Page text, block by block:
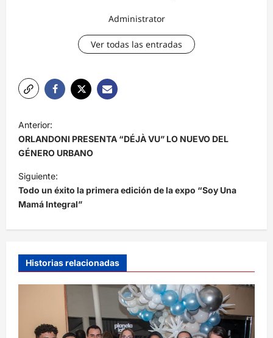
Administrator
Ver todas las entradas
a
v
e
g
a
c
ó
n
Anterior:
ORLANDONI PRESENTA “DÉJÀ VU” LO NUEVO DEL
GÉNERO URBANO
Siguiente:
Todo un éxito la primera edición de la expo “Soy Una
Mamá Integral”
Historias relacionadas